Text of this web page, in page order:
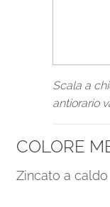
Scala a
antiorario
COLORE
Zincato a caldo